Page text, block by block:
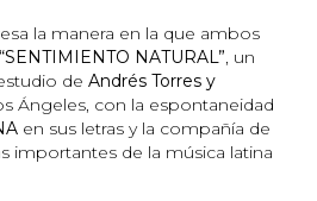
la manera en la que ambos
“SENTIMIENTO NATURAL” , un
deAndrés Torres y
Ángeles, con la espontaneidad
en sus letras y la compañía de
importantes de la música latina